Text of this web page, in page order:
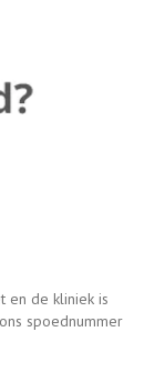
en de kliniek is
spoednummer